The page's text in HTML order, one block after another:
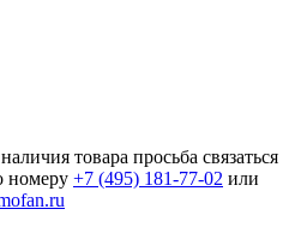
товара просьба связаться
номеру +7 (495) 181-77-02 или